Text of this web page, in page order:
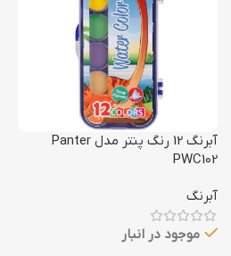
آبرنگ 12 رنگ پنتر مدل Panter
PWC102
آبرنگ
موجود در انبار